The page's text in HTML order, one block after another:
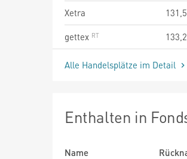
Xetra
gettex
Alle Handelsplätze im Detail
Enthalten in
Name